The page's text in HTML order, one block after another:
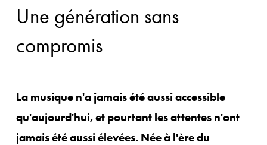
Une génération sans
compromis
La musique n'a jamais été aussi accessible
qu'aujourd'hui, et pourtant les attentes n'ont
jamais été aussi élevées. Née à l'ère du